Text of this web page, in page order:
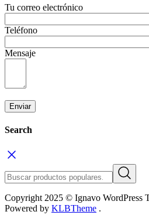
Tu correo electrónico
Teléfono
Mensaje
Search
Copyright 2025 © Ignavo WordPress
Powered by KLBTheme .